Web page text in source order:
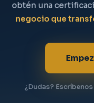
obtén una
negocio que
¿Dudas?